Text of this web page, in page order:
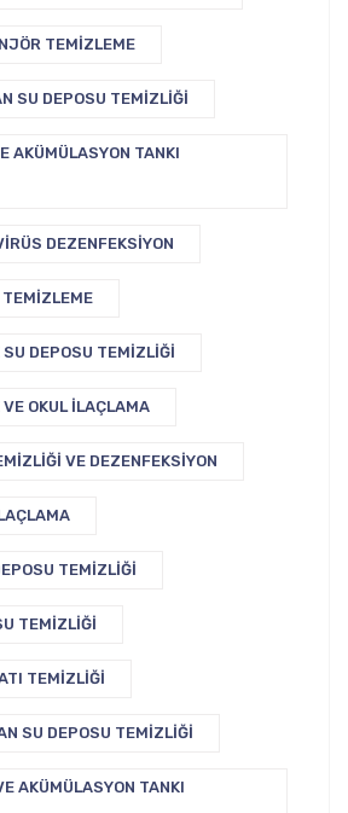
TEMIZLEME
SU DEPOSU TEMIZLIĞI
AKÜMÜLASYON TANKI
DEZENFEKSIYON
DEPOSU TEMIZLIĞI
OKUL İLAÇLAMA
VE DEZENFEKSIYON
TEMIZLIĞI
TEMIZLIĞI
TEMIZLIĞI
SU DEPOSU TEMIZLIĞI
AKÜMÜLASYON TANKI